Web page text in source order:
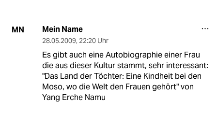
MN Mein Name
28.05.2009, 22:20 Uhr
Es gibt auch eine Autobiographie einer Frau
die aus dieser Kultur stammt, sehr interessant:
"Das Land der Töchter: Eine Kindheit bei den
Moso, wo die Welt den Frauen gehört" von
Yang Erche Namu